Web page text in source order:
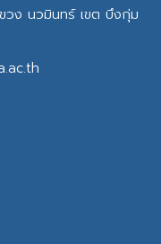
ง นวมินทร์ เขต บึงกุ่ม